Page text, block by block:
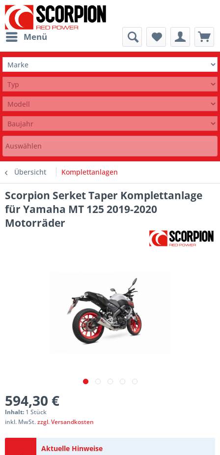
Menü
Auswählen
Übersicht Komplettanlagen
Scorpion Serket Taper Komplettanlage
für Yamaha MT 125 2019-2020
Motorräder
594,30 €
Inhalt: 1 Stück
inkl. MwSt.zzgl. Versandkosten
Aktuelle Hinweise